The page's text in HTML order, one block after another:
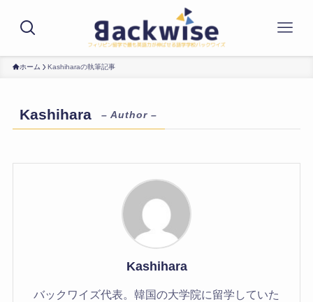
ホーム Kashiharaの執筆記事
Kashihara – Author –
Kashihara
バックワイズ代表。韓国の大学院に留学していた